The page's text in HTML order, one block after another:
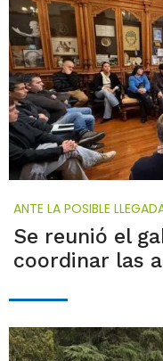
ANTE LA POSIBLE
Se reunió el
coordinar las